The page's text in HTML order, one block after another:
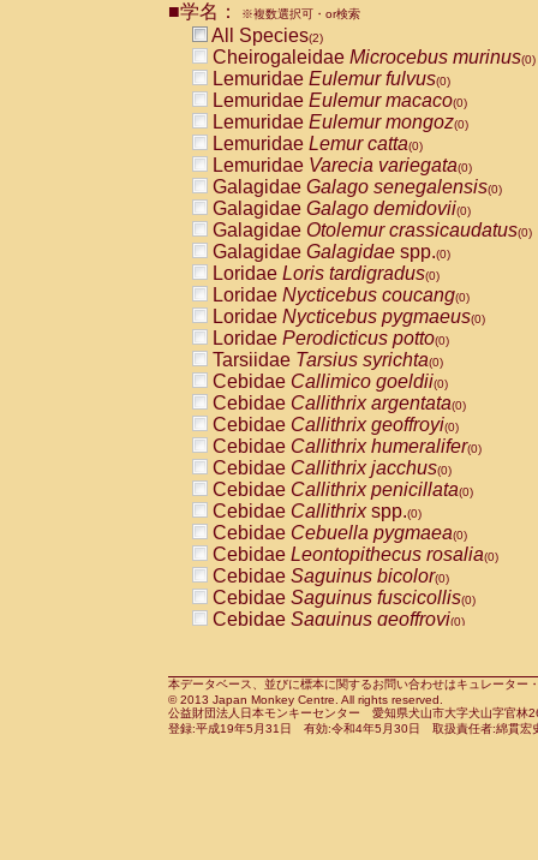
CebidaeCebus nigrivittatus
CebidaeCebus
CebidaeSaimiri boliviensis(0)
CebidaeSaimiri sciureus(0)
AtelidaeAlouatta caraya(0)
AtelidaeAlouatta fusca(0)
AtelidaeAlouatta seniculus
AtelidaeAlouattaspp.(0)
AtelidaeAteles belzebuth(0)
AtelidaeAteles geoffroyi(0)
AtelidaeAteles paniscus(0)
AtelidaeAtelesspp.(0)
Atelidae Lagothrix lagothricha
AtelidaeLagothrix lagothricha cana
PitheciidaeCacajao calvus
PitheciidaeCallicebus cupreus
PitheciidaeCallicebus donacophilus
PitheciidaeCallicebus moloch
PitheciidaeCallicebus torquatus
PitheciidaeCallicebusspp.(0)
PitheciidaeChiropotes satanas(0)
PitheciidaePithecia monachus
PitheciidaePithecia pithecia(0)
CercopithecidaeCercocebus agilis
CercopithecidaeCercocebus
CercopithecidaeCercocebus
CercopithecidaeCercocebus
CercopithecidaeCercocebus
CercopithecidaeCercocebushybrid
CercopithecidaePapio anubis(0)
CercopithecidaePapio cynocephalus
CercopithecidaePapio hamadryas(0)
■学名： ※複数選択可・or検索
All Species(2)
Cheirogaleidae Microcebus murinus(0)
Lemuridae Eulemur fulvus(0)
Lemuridae Eulemur macaco(0)
Lemuridae Eulemur mongoz(0)
Lemuridae Lemur catta(0)
Lemuridae Varecia variegata(0)
Galagidae Galago senegalensis(0)
Galagidae Galago demidovii(0)
Galagidae Otolemur crassicaudatus(0)
Galagidae Galagidae spp.(0)
Loridae Loris tardigradus(0)
Loridae Nycticebus coucang(0)
Loridae Nycticebus pygmaeus(0)
Loridae Perodicticus potto(0)
Tarsiidae Tarsius syrichta(0)
Cebidae Callimico goeldii(0)
Cebidae Callithrix argentata(0)
Cebidae Callithrix geoffroyi(0)
Cebidae Callithrix humeralifer(0)
Cebidae Callithrix jacchus(0)
Cebidae Callithrix penicillata(0)
Cebidae Callithrixspp.(0)
Cebidae Cebuella pygmaea(0)
Cebidae Leontopithecus rosalia(0)
Cebidae Saguinus bicolor(0)
Cebidae Saguinus fuscicollis(0)
Cebidae Saguinus geoffroyi(0)
CebidaeSaguinus leucopus(0)
CebidaeSaguinus midas(0)
Cebidae Saguinus mystax(0)
本データベース、並びに標本に関するお問い合わせはキュレータ
© 2013 Japan Monkey Centre. All rights reserved.
公益財団法人日本モンキーセンター 愛知県犬山市大字犬山字官
登録:平成19年5月31日 有効:令和4年5月30日 取扱責任者:綿貫宏